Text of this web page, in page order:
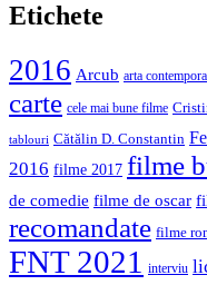
Etichete
2016 Arcub arta
carte cele mai bune filme
tablouri Cătălin D. Constantin
2016 filme 2017 filme
de comedie filme de oscar
recomandate filme
FNT 2021 interviu